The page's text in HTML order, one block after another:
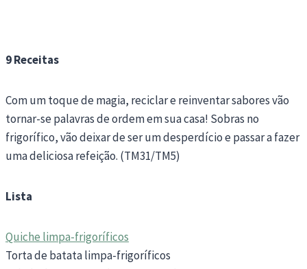
9 Receitas
Com um toque de magia, reciclar e reinventar sabores vão
tornar-se palavras de ordem em sua casa! Sobras no
frigorífico, vão deixar de ser um desperdício e passar a fazer
uma deliciosa refeição. (TM31/TM5)
Lista
Quiche limpa-frigoríficos
Torta de batata limpa-frigoríficos